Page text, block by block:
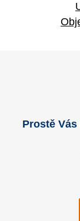
Prostě